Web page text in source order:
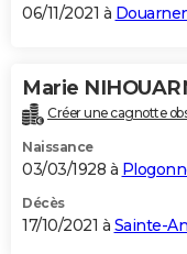
06/11/2021 à
Marie
Créer une cagnotte
Naissance
03/03/1928 à
Décès
17/10/2021 à Sainte-